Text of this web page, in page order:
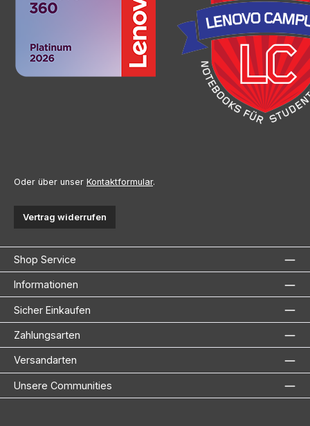
Oder über unser Kontaktformular.
Vertrag widerrufen
Shop Service
Informationen
Sicher Einkaufen
Zahlungsarten
Versandarten
Unsere Communities